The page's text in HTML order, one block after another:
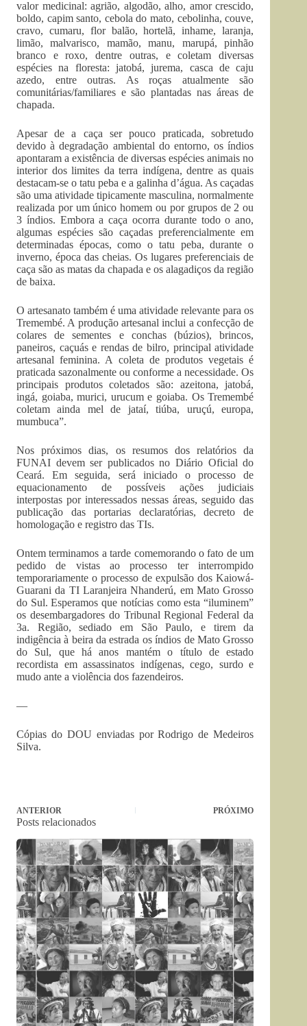
valor medicinal: agrião, algodão, alho, amor crescido,
boldo, capim santo, cebola do mato, cebolinha, couve,
cravo, cumaru, flor balão, hortelã, inhame, laranja,
limão, malvarisco, mamão, manu, marupá, pinhão
branco e roxo, dentre outras, e coletam diversas
espécies na floresta: jatobá, jurema, casca de caju
azedo, entre outras. As roças atualmente são
comunitárias/familiares e são plantadas nas áreas de
chapada.
Apesar de a caça ser pouco praticada, sobretudo
devido à degradação ambiental do entorno, os índios
apontaram a existência de diversas espécies animais no
interior dos limites da terra indígena, dentre as quais
destacam-se o tatu peba e a galinha d’água. As caçadas
são uma atividade tipicamente masculina, normalmente
realizada por um único homem ou por grupos de 2 ou
3 índios. Embora a caça ocorra durante todo o ano,
algumas espécies são caçadas preferencialmente em
determinadas épocas, como o tatu peba, durante o
inverno, época das cheias. Os lugares preferenciais de
caça são as matas da chapada e os alagadiços da região
de baixa.
O artesanato também é uma atividade relevante para os
Tremembé. A produção artesanal inclui a confecção de
colares de sementes e conchas (búzios), brincos,
paneiros, caçuás e rendas de bilro, principal atividade
artesanal feminina. A coleta de produtos vegetais é
praticada sazonalmente ou conforme a necessidade. Os
principais produtos coletados são: azeitona, jatobá,
ingá, goiaba, murici, urucum e goiaba. Os Tremembé
coletam ainda mel de jataí, tiúba, uruçú, europa,
mumbuca”.
Nos próximos dias, os resumos dos relatórios da
FUNAI devem ser publicados no Diário Oficial do
Ceará. Em seguida, será iniciado o processo de
equacionamento de possíveis ações judiciais
interpostas por interessados nessas áreas, seguido das
publicação das portarias declaratórias, decreto de
homologação e registro das TIs.
Ontem terminamos a tarde comemorando o fato de um
pedido de vistas ao processo ter interrompido
temporariamente o processo de expulsão dos Kaiowá-
Guarani da TI Laranjeira Nhanderú, em Mato Grosso
do Sul. Esperamos que notícias como esta “iluminem”
os desembargadores do Tribunal Regional Federal da
3a. Região, sediado em São Paulo, e tirem da
indigência à beira da estrada os índios de Mato Grosso
do Sul, que há anos mantém o título de estado
recordista em assassinatos indígenas, cego, surdo e
mudo ante a violência dos fazendeiros.
—
Cópias do DOU enviadas por Rodrigo de Medeiros
Silva.
ANTERIOR PRÓXIMO
Posts relacionados